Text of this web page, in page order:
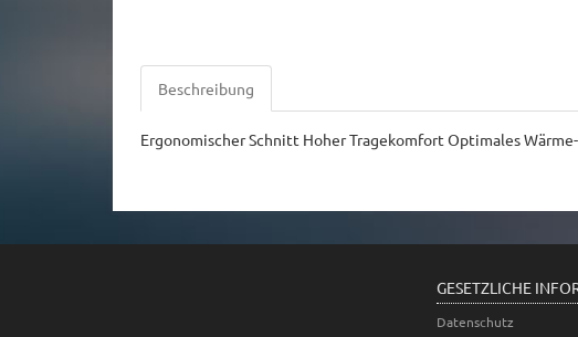
Beschreibung
Ergonomischer Schnitt Hoher Tragekomfort Optimales
GESETZLICHE
Datenschutz